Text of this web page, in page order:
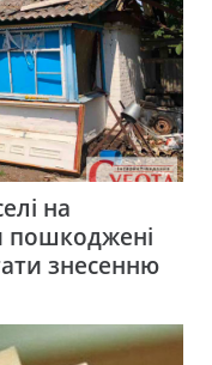
на
пошкоджені
знесенню